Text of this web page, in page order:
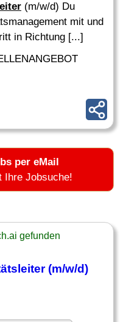
(m/w/d) Du
mit und
in Richtung [...]
per eMail
Jobsuche!
gefunden
(m/w/d)